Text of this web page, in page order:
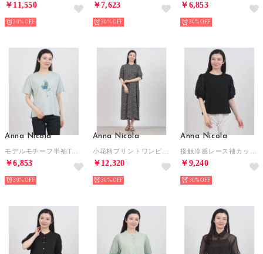
￥11,550
30%
￥7,623
30%
￥6,853
30%
Anna Nicola
モデルモチーフ半袖Tシャツ （サックスブルー）
￥6,853
30%
Anna Nicola
小花柄プリントワンピース （ブラック）
￥12,320
30%
Anna Nicola
接触冷感レース袖カットソー （ブラック）
￥9,240
30%